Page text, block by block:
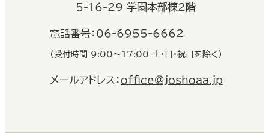
5-16-29 学園本部棟2階
電話番号： 06-6955-6662
（受付時間 9:00〜17:00 土・日・祝日を除く）
メールアドレス：office@joshoaa.jp